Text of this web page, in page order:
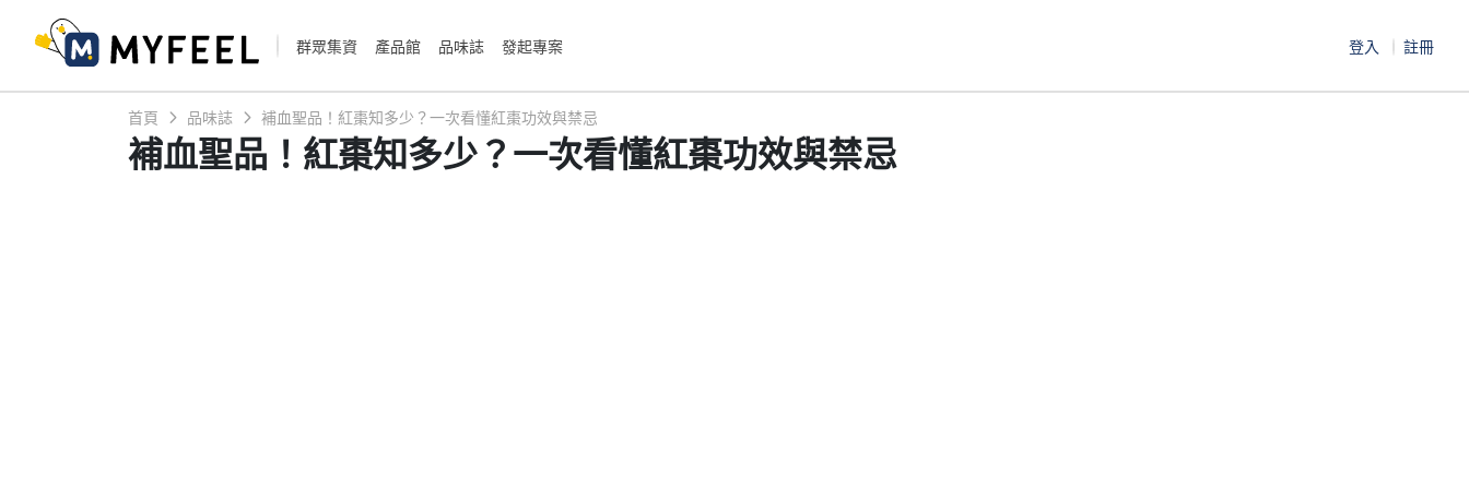
群眾集資 產品館 品味誌 發起專案 登入 註冊
首頁 品味誌 補血聖品！紅棗知多少？一次看懂紅棗功效與禁忌
補血聖品！紅棗知多少？一次看懂紅棗功效與禁忌